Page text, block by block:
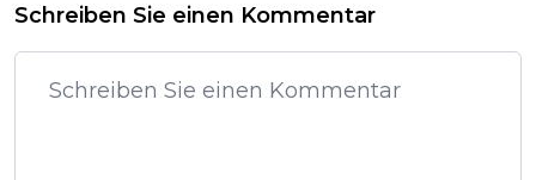
Schreiben Sie einen Kommentar